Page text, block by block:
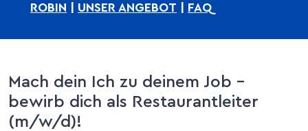
ROBIN
UNSER ANGEBOT FAQ
Mach dein Ich zu deinem Job –
bewirb dich als Restaurantleiter
(m/w/d)!